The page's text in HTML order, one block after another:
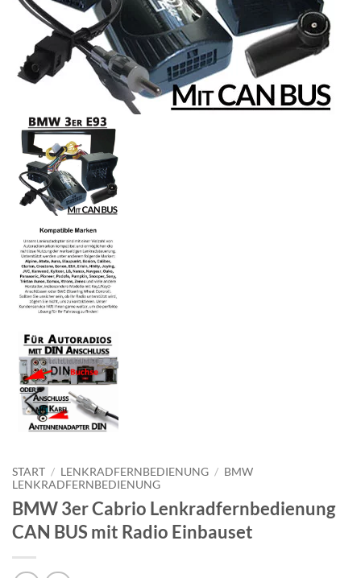
START / LENKRADFERNBEDIENUNG / BMW
LENKRADFERNBEDIENUNG
BMW 3er Cabrio Lenkradfernbedienung
CAN BUS mit Radio Einbauset